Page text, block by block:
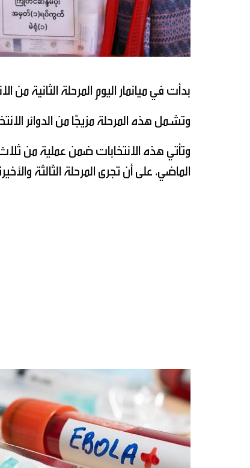
بدأت في ميانمار اليوم المرحلة الثانية من
وتشمل هذه المرحلة مزيجًا من الدوائر الانتخابية الحضرية
الماضي، على أن تجرى المرحلة الثالثة والأخيرة يوم 25 يناير في